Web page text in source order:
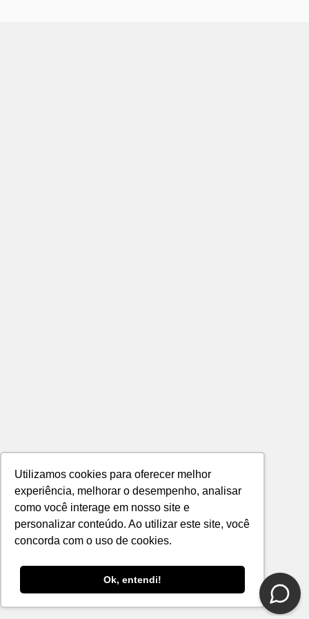
Utilizamos cookies para oferecer melhor
experiência, melhorar o desempenho, analisar
como você interage em nosso site e
personalizar conteúdo. Ao utilizar este site, você
concorda com o uso de cookies.
Ok, entendi!